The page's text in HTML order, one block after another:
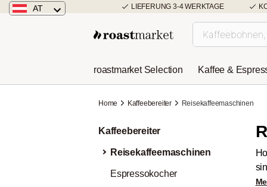
LIEFERUNG 3-4 WERKTAGE
AT
Niederlande
roastmarket Selection Kaffee &
Home Kaffeebereiter Reisekaffeemaschinen
Kaffeebereiter
Reisekaffeemaschinen
Espressokocher